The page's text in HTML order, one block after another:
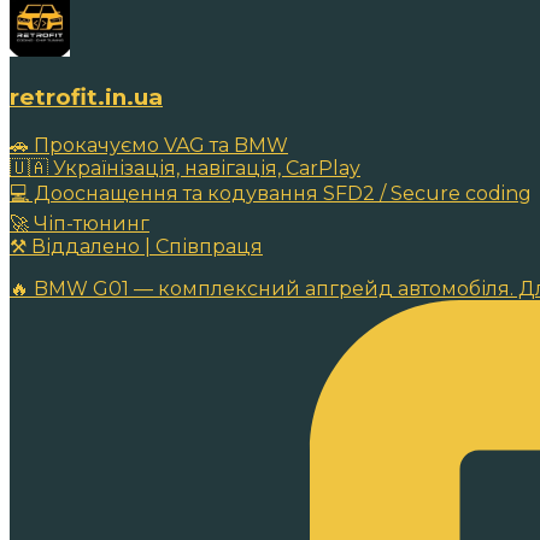
retrofit.in.ua
🚗 Прокачуємо VAG та BMW
🇺🇦 Українізація, навігація, CarPlay
💻 Дооснащення та кодування SFD2 / Secure coding
🚀 Чіп-тюнинг
⚒️ Віддалено | Співпраця
🔥 BMW G01 — комплексний апгрейд автомобіля.